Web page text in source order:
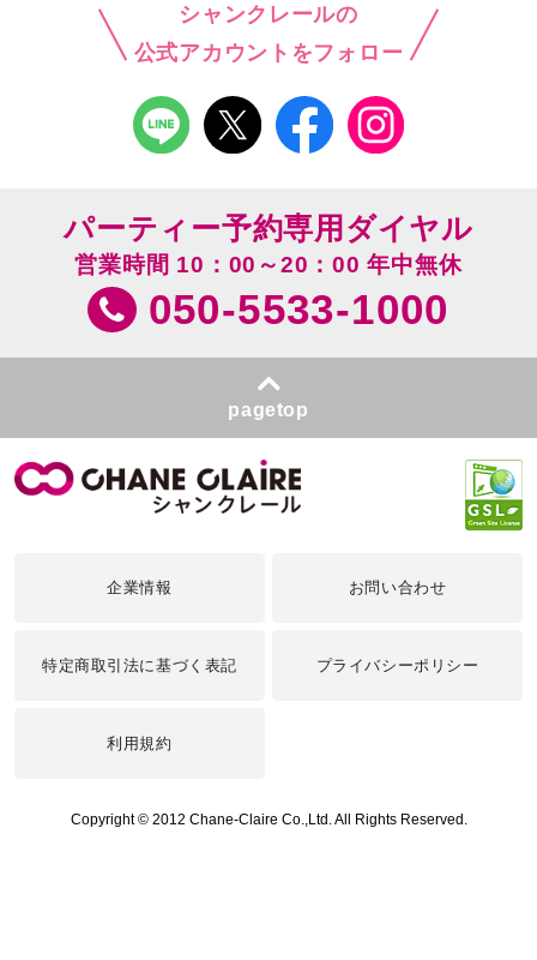
シャンクレールの
公式アカウントをフォロー
パーティー予約専用ダイヤル
営業時間 10：00～20：00 年中無休
050-5533-1000
pagetop
企業情報 お問い合わせ
特定商取引法に基づく表記 プライバシーポリシー
利用規約
Copyright © 2012 Chane-Claire Co.,Ltd. All Rights Reserved.